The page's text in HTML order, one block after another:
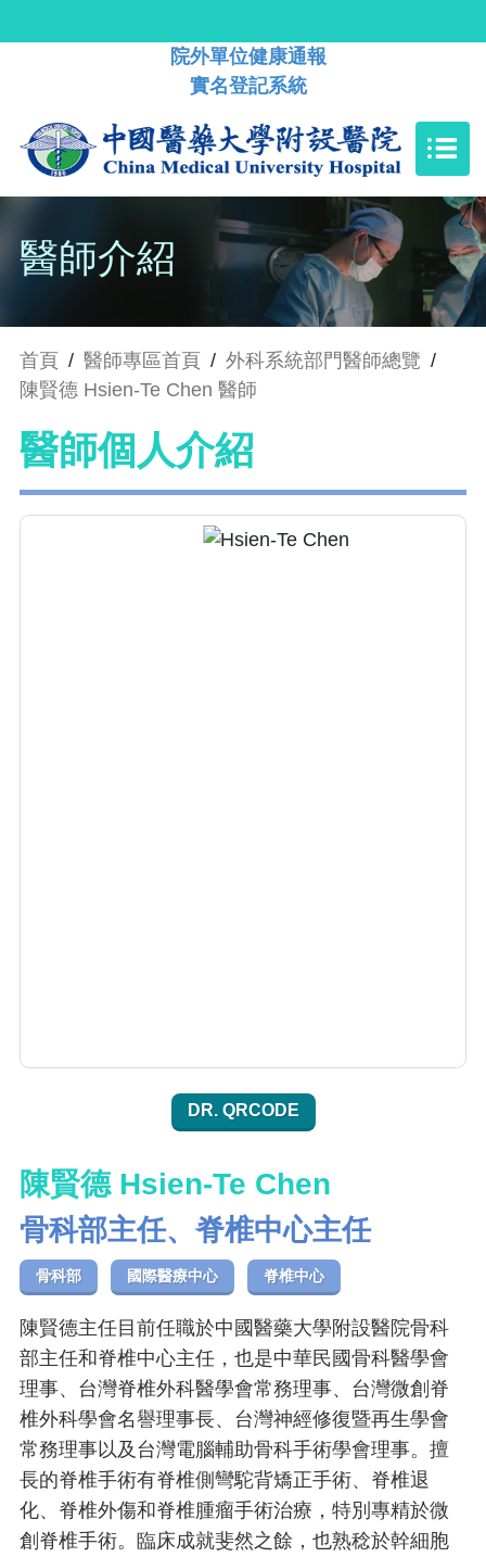
院外單位健康通報
實名登記系統
醫師介紹
首頁 / 醫師專區首頁 / 外科系統部門醫師總覽 /
陳賢德 Hsien-Te Chen 醫師
醫師個人介紹
DR. QRCODE
陳賢德 Hsien-Te Chen
骨科部主任、脊椎中心主任
骨科部 國際醫療中心 脊椎中心
陳賢德主任目前任職於中國醫藥大學附設醫院骨科
部主任和脊椎中心主任，也是中華民國骨科醫學會
理事、台灣脊椎外科醫學會常務理事、台灣微創脊
椎外科學會名譽理事長、台灣神經修復暨再生學會
常務理事以及台灣電腦輔助骨科手術學會理事。擅
長的脊椎手術有脊椎側彎駝背矯正手術、脊椎退
化、脊椎外傷和脊椎腫瘤手術治療，特別專精於微
創脊椎手術。臨床成就斐然之餘，也熟稔於幹細胞